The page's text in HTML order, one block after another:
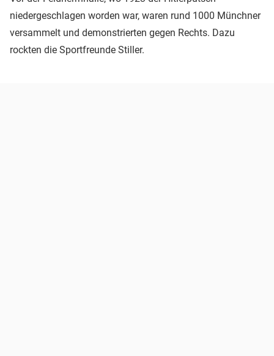
niedergeschlagen worden war, waren rund 1000 Münchner
versammelt und demonstrierten gegen Rechts. Dazu
rockten die Sportfreunde Stiller.